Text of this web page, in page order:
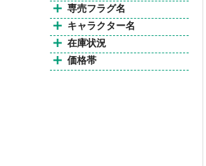
専売フラグ名
キャラクター名
在庫状況
価格帯